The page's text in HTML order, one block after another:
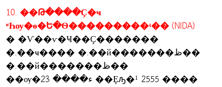
10. ��Թ����Ҫ�ҹ
ʶҺѹ�ѳ�Ե�Ѳ���������ʵ�� (NIDA)
� �Ѵ��ѵ�Ҹ��Ҫ�������
�.��ҹ���� �.��й�������ظ��
�.��й�������ظ��
��ѹ�ء���� 23 ��Ȩԡ�¹ 2555 ����